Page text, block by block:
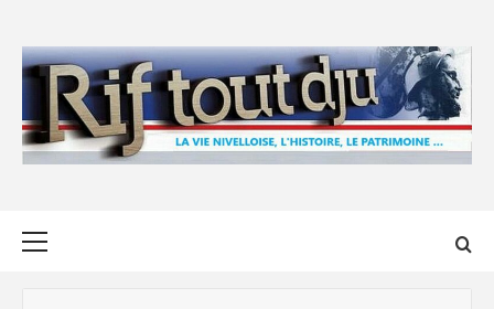
content